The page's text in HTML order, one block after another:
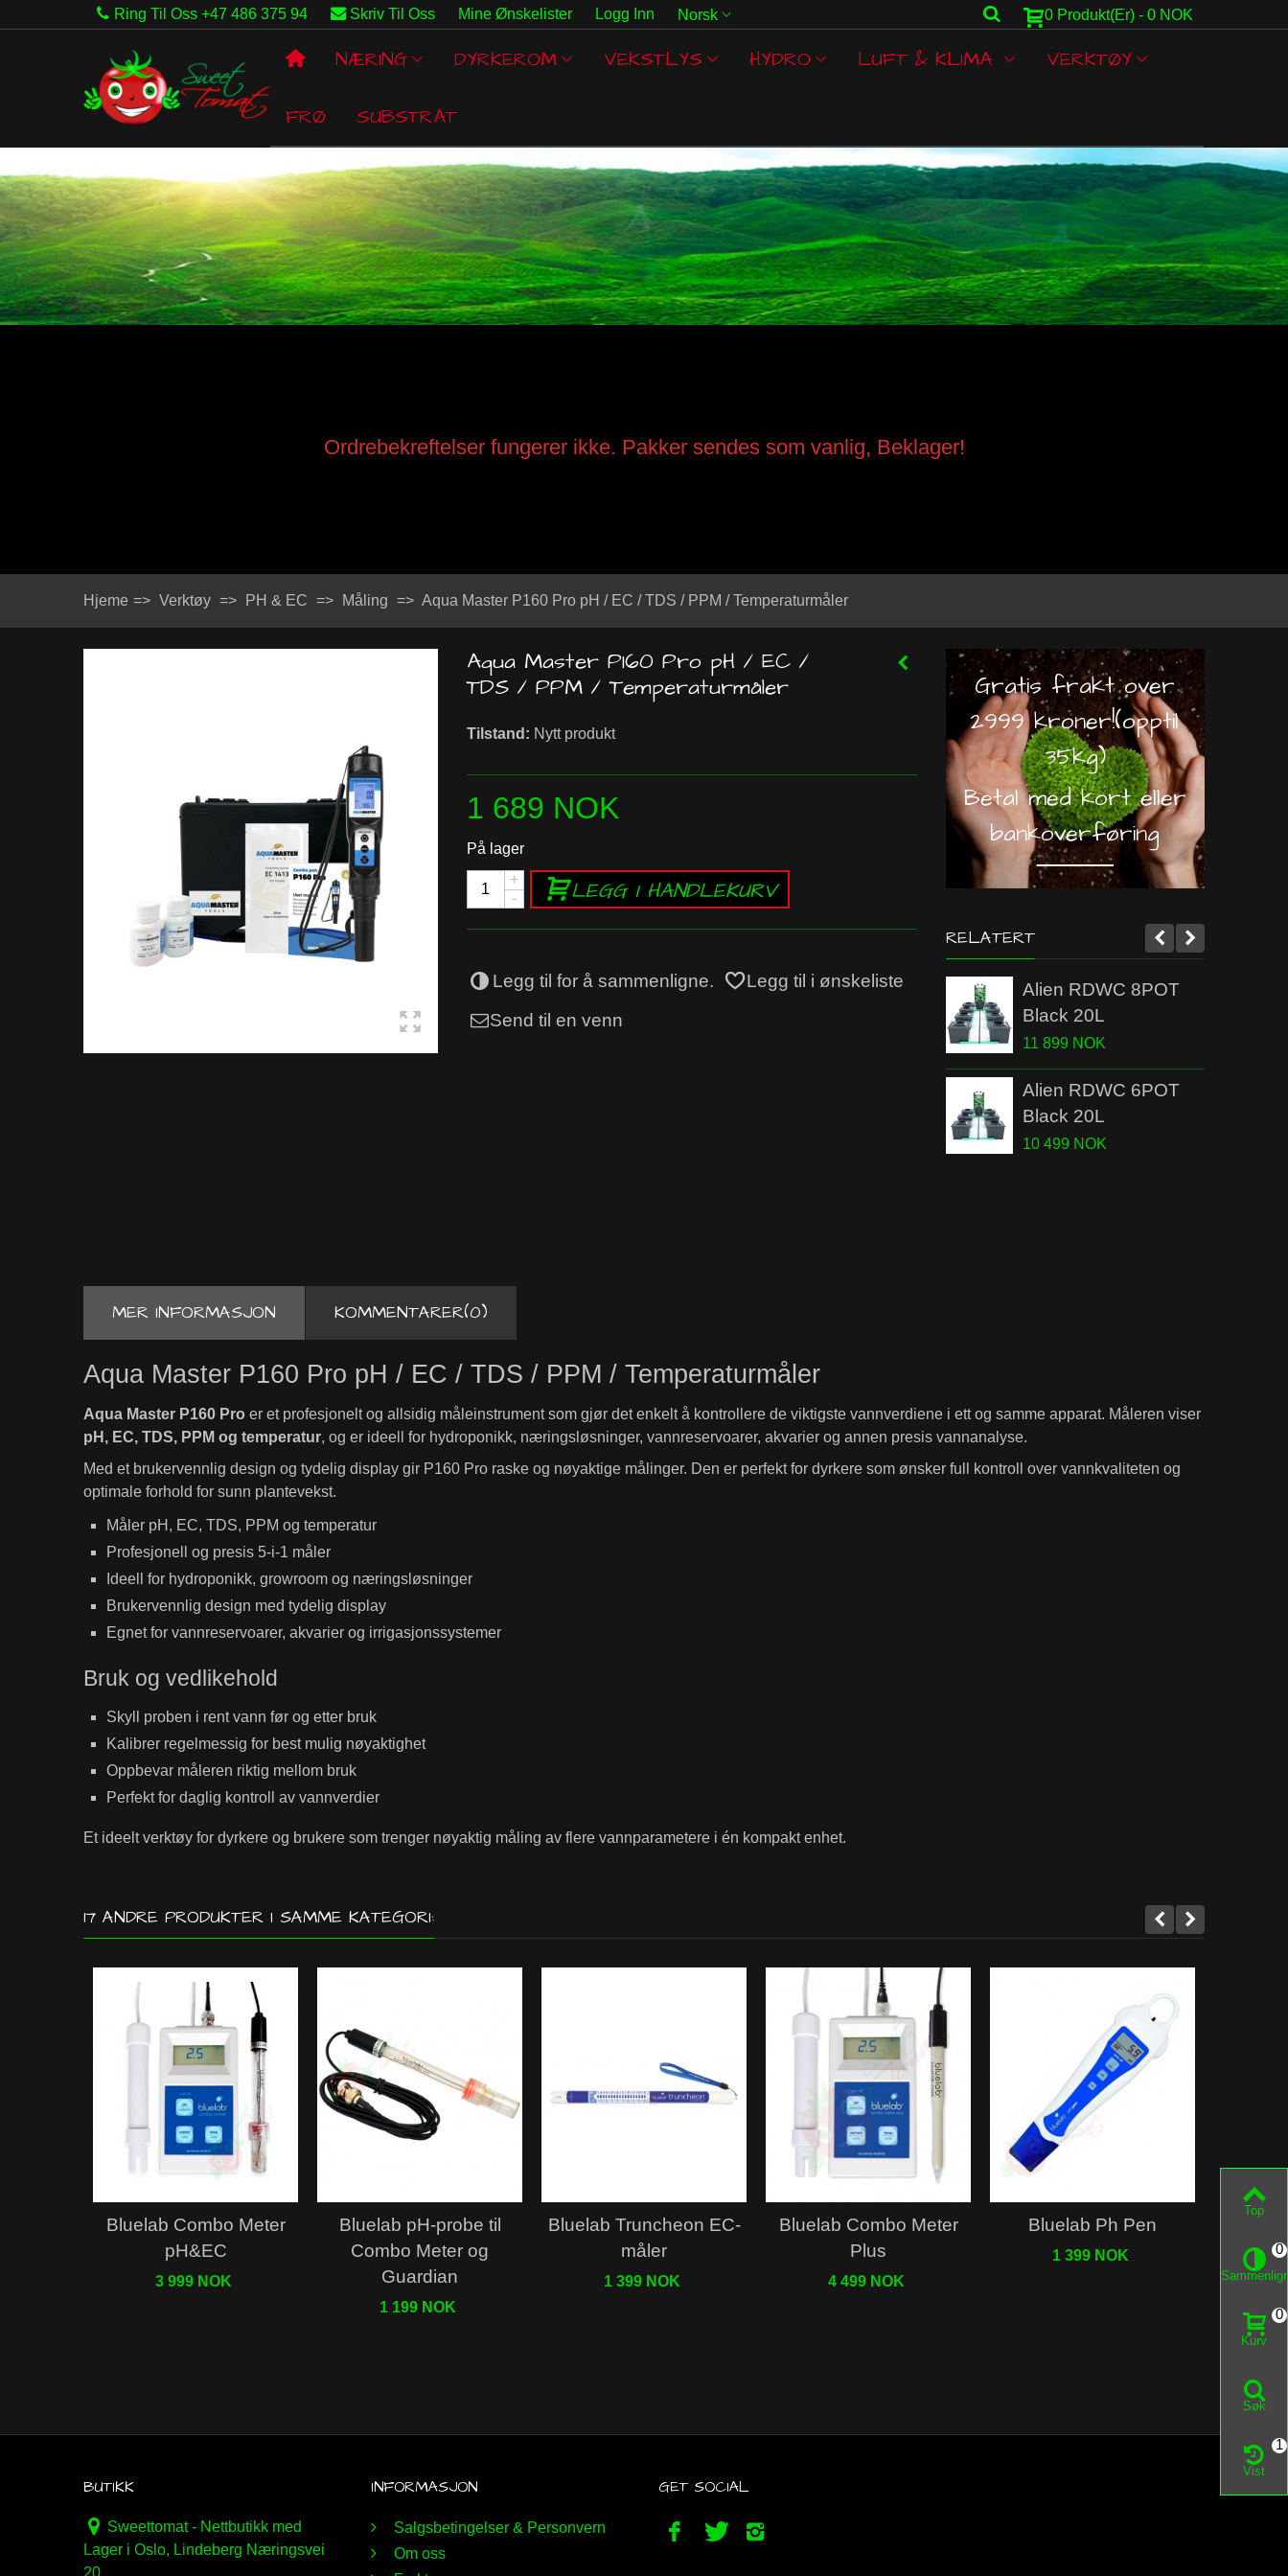
Ring Til Oss +47 486 375 94 Skriv Til Oss Mine Ønskelister Logg Inn Norsk 0 Produkt(er) - 0 NOK
NÆRING DYRKEROM VEKSTLYS HYDRO LUFT & KLIMA VERKTØY
FRØ SUBSTRAT
Ordrebekreftelser fungerer ikke. Pakker sendes som vanlig, Beklager!
Hjeme => Verktøy => PH & EC => Måling => Aqua Master P160 Pro pH / EC / TDS / PPM / Temperaturmåler
Aqua Master P160 Pro pH / EC /
TDS / PPM / Temperaturmåler
Tilstand: Nytt produkt
1 689 NOK
På lager
-
+ LEGG I HANDLEKURV
Legg til for å sammenligne.
Legg til i ønskeliste
Send til en venn
Gratis frakt over
2999 kroner!(opptil
35kg)
Betal med kort eller
bankoverføring
RELATERT
Alien RDWC 8POT
Black 20L
11 899 NOK
Alien RDWC 6POT
Black 20L
10 499 NOK
MER INFORMASJON KOMMENTARER(0)
Aqua Master P160 Pro pH / EC / TDS / PPM / Temperaturmåler
Aqua Master P160 Pro er et profesjonelt og allsidig måleinstrument som gjør det enkelt å kontrollere de viktigste vannverdiene i ett og samme apparat. Måleren viser
pH, EC, TDS, PPM og temperatur, og er ideell for hydroponikk, næringsløsninger, vannreservoarer, akvarier og annen presis vannanalyse.
Med et brukervennlig design og tydelig display gir P160 Pro raske og nøyaktige målinger. Den er perfekt for dyrkere som ønsker full kontroll over vannkvaliteten og
optimale forhold for sunn plantevekst.
Måler pH, EC, TDS, PPM og temperatur
Profesjonell og presis 5-i-1 måler
Ideell for hydroponikk, growroom og næringsløsninger
Brukervennlig design med tydelig display
Egnet for vannreservoarer, akvarier og irrigasjonssystemer
Bruk og vedlikehold
Skyll proben i rent vann før og etter bruk
Kalibrer regelmessig for best mulig nøyaktighet
Oppbevar måleren riktig mellom bruk
Perfekt for daglig kontroll av vannverdier
Et ideelt verktøy for dyrkere og brukere som trenger nøyaktig måling av flere vannparametere i én kompakt enhet.
17 ANDRE PRODUKTER I SAMME KATEGORI:
Bluelab Combo Meter
pH&EC
3 999 NOK
Bluelab pH-probe til
Combo Meter og
Guardian
1 199 NOK
Bluelab Truncheon EC-
måler
1 399 NOK
Bluelab Combo Meter
Plus
4 499 NOK
Bluelab Ph Pen
1 399 NOK 1
BUTIKK
Sweettomat - Nettbutikk med
Lager i Oslo, Lindeberg Næringsvei
INFORMASJON
Salgsbetingelser & Personvern
Om oss
GET SOCIAL
Top
0
Kurv
0
Søk
Vist
1